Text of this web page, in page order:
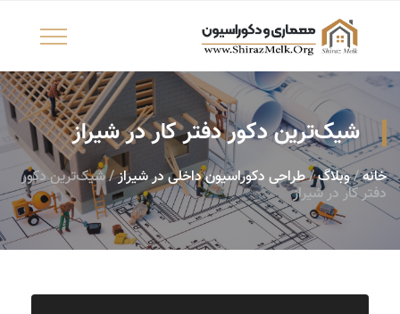
شیک‌ترین دکور دفتر کار در شیراز
خانه/وبلاگ/طراحی دکوراسیون داخلی در شیراز/ شیک‌ترین دکور
دفتر کار در شیراز